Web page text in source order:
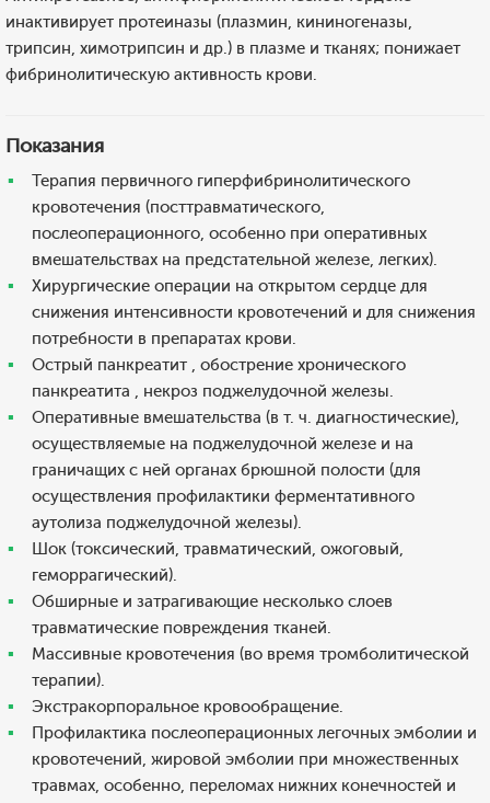
инактивирует протеиназы (плазмин, кининогеназы,
трипсин, химотрипсин и др.) в плазме и тканях; понижает
фибринолитическую активность крови.
Показания
Терапия первичного гиперфибринолитического
кровотечения (посттравматического,
послеоперационного, особенно при оперативных
вмешательствах на предстательной железе, легких).
Хирургические операции на открытом сердце для
снижения интенсивности кровотечений и для снижения
потребности в препаратах крови.
Острый панкреатит , обострение хронического
панкреатита , некроз поджелудочной железы.
Оперативные вмешательства (в т. ч. диагностические),
осуществляемые на поджелудочной железе и на
граничащих с ней органах брюшной полости (для
осуществления профилактики ферментативного
аутолиза поджелудочной железы).
Шок (токсический, травматический, ожоговый,
геморрагический).
Обширные и затрагивающие несколько слоев
травматические повреждения тканей.
Массивные кровотечения (во время тромболитической
терапии).
Экстракорпоральное кровообращение.
Профилактика послеоперационных легочных эмболии и
кровотечений, жировой эмболии при множественных
травмах, особенно, переломах нижних конечностей и